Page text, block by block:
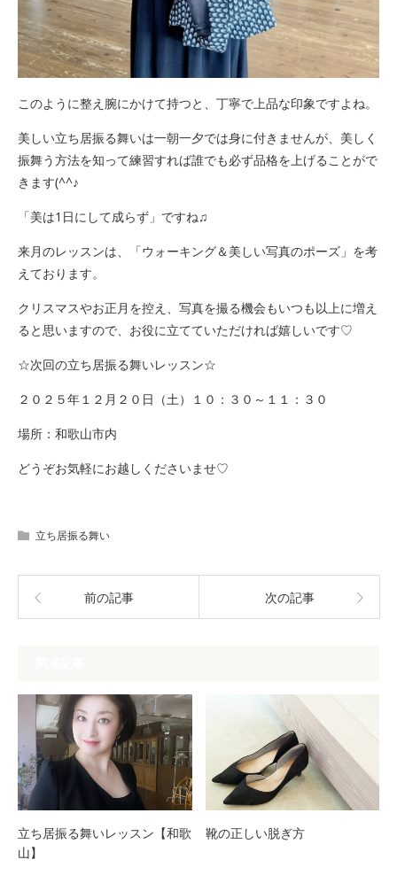
このように整え腕にかけて持つと、丁寧で上品な印象ですよね。
美しい立ち居振る舞いは一朝一夕では身に付きませんが、美しく
振舞う方法を知って練習すれば誰でも必ず品格を上げることがで
きます(^^♪
「美は1日にして成らず」ですね♫
来月のレッスンは、「ウォーキング＆美しい写真のポーズ」を考
えております。
クリスマスやお正月を控え、写真を撮る機会もいつも以上に増え
ると思いますので、お役に立てていただければ嬉しいです♡
☆次回の立ち居振る舞いレッスン☆
２０２５年１２月２０日（土）１０：３０～１１：３０
場所：和歌山市内
どうぞお気軽にお越しくださいませ♡
立ち居振る舞い
前の記事 次の記事
立ち居振る舞いレッスン【和歌
山】
靴の正しい脱ぎ方